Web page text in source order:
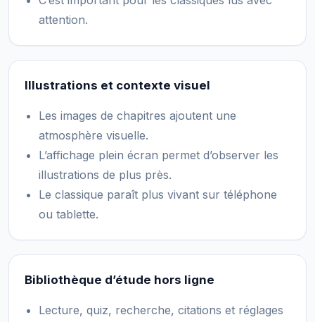
attention.
Illustrations et contexte visuel
Les images de chapitres ajoutent une
atmosphère visuelle.
L’affichage plein écran permet d’observer les
illustrations de plus près.
Le classique paraît plus vivant sur téléphone
ou tablette.
Bibliothèque d’étude hors ligne
Lecture, quiz, recherche, citations et réglages